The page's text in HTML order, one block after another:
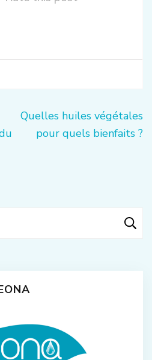
Quelles huiles végétales
pour quels bienfaits ?